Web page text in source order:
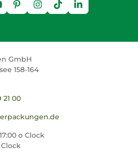
GmbH
158-164
21 00
o Clock
Clock